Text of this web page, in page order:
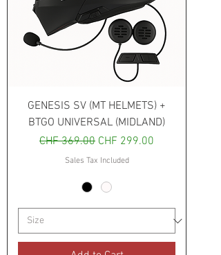
GENESIS SV (MT HELMETS) +
BTGO UNIVERSAL (MIDLAND)
Regular Price
CHF 369.00 Sale Price
CHF 299.00
Sales Tax Included